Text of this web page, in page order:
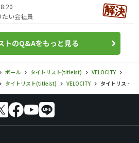
い会社員
トのQ&Aをもっと見る
ボール タイトリスト(titleist) VELOCITY
タイ
タイトリスト(titleist) VELOCITY タイトリスト／VELOCITY／VELOCITY（2018）の口コミ評価